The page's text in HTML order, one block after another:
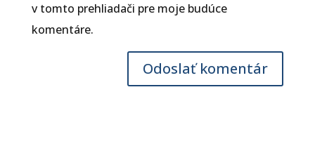
v tomto prehliadači pre moje budúce
komentáre.